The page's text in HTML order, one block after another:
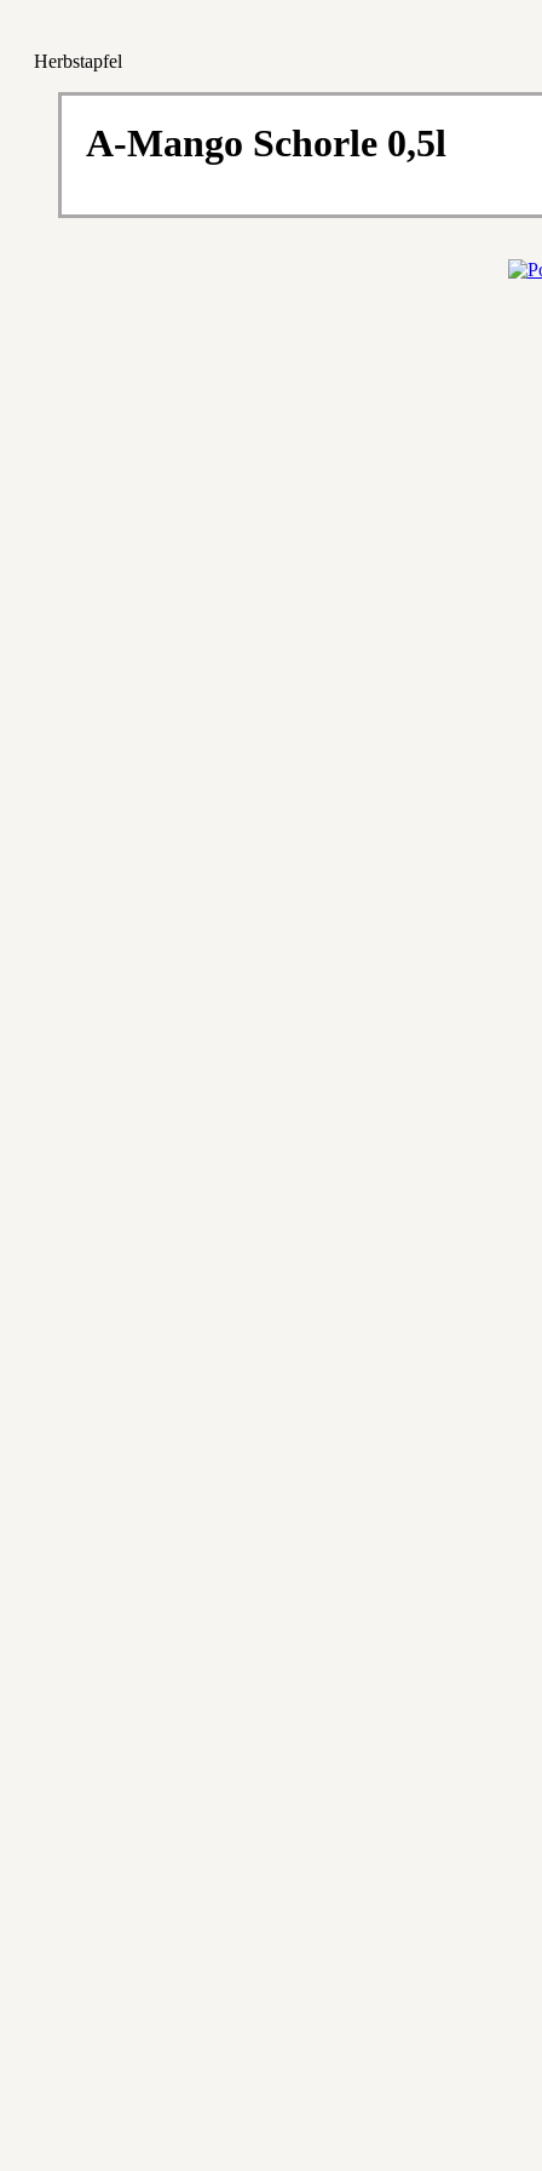
Herbstapfel
A-Mango Schorle 0,5l